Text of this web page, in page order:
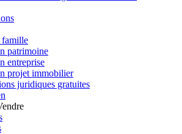
patrimoine
entreprise
projet immobilier
juridiques gratuites